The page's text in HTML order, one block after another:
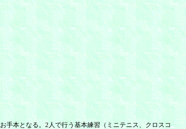
手本となる。2人で行う基本練習（ミニテニス、クロスコ